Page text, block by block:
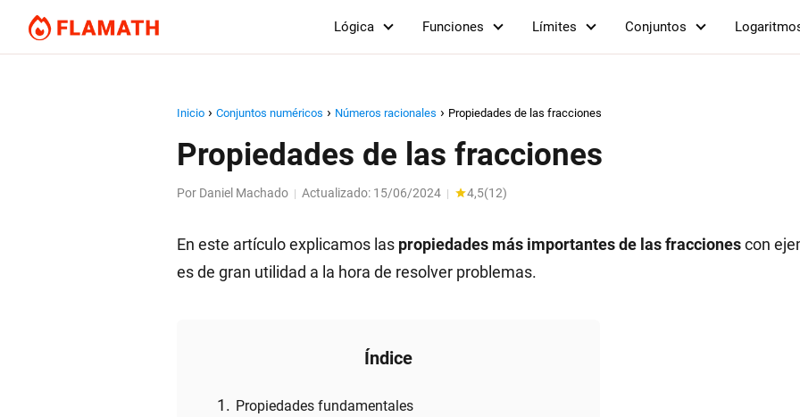
Lógica Funciones Límites Conjuntos
Inicio Conjuntos numéricos Números racionales Propiedades de las fracciones
Propiedades de las fracciones
Por Daniel Machado | Actualizado: 15/06/2024 | 4,5(12)
En este artículo explicamos las propiedades más importantes de las fraccionescon
es de gran utilidad a la hora de resolver problemas.
Índice
Propiedades fundamentales